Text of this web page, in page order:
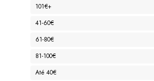
101€+
41-60€
61-80€
81-100€
Até 40€